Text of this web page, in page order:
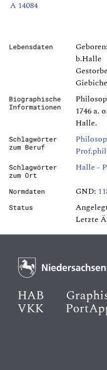
A 14084
Lebensdaten
b.Halle
Biographische
Informationen
1746 a.
Halle.
Schlagwörter
zum Beruf
Schlagwörter
zum Ort
Halle -
Normdaten GND:
Status
Letzte
HAB
VKK